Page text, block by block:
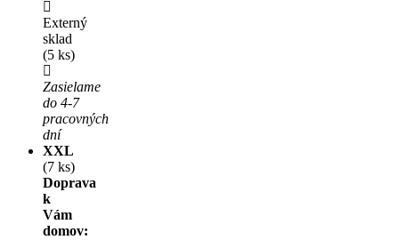
Externý
sklad
(5 ks)
Zasielame
do 4-7
pracovných
dní
XXL
(7 ks)
Doprava
k
Vám
domov: